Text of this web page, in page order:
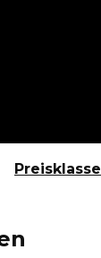
Preisklasse